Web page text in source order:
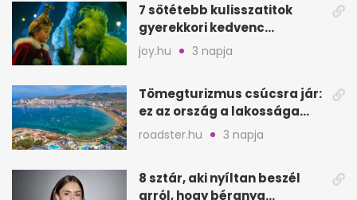
7 sötétebb kulisszatitok
gyerekkori kedvenc
filmjeinkről a Joy szerint
joy.hu 3 napja
Tömegturizmus csúcsra jár:
ez az ország a lakossága
kétszeresét fogadja
roadster.hu 3 napja
8 sztár, aki nyíltan beszél
arról, hogy béranya